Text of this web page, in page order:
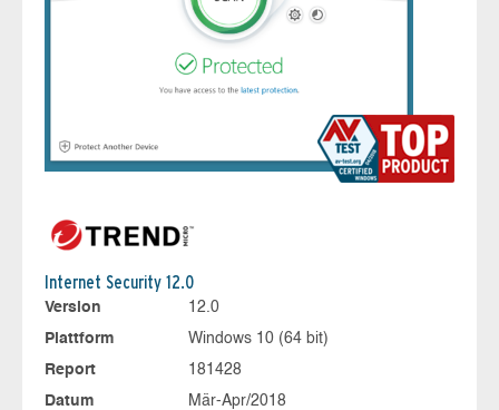
Internet Security 12.0
Version
12.0
Plattform
Windows 10 (64 bit)
Report
181428
Datum
Mär-Apr/2018